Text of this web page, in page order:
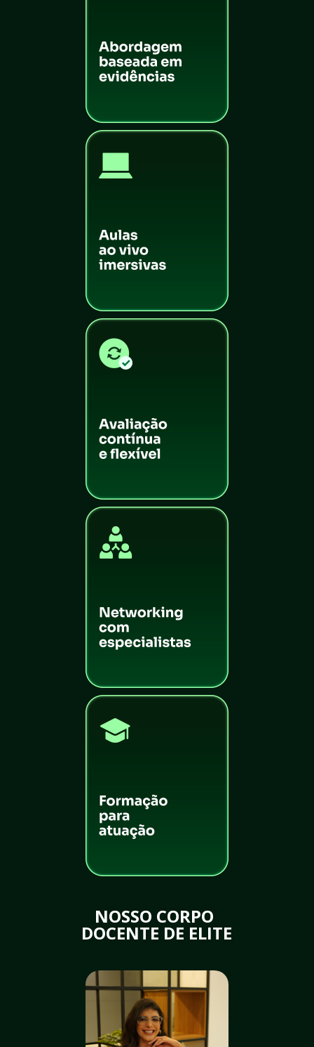
NOSSO CORPO
DOCENTE DE ELITE